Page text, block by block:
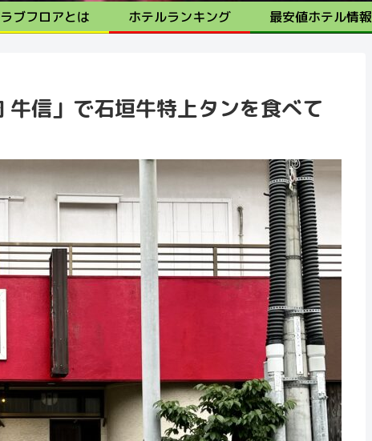
ブフロアとは ホテルランキング 最安値ホテル情報
信」で石垣牛特上タンを食べて